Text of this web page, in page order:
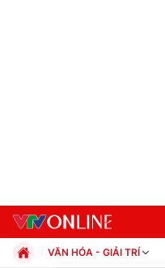
VĂN HÓA - GIẢI TRÍ